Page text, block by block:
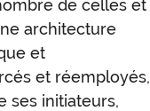
de celles et
architecture
et
et réemployés,
ses initiateurs,